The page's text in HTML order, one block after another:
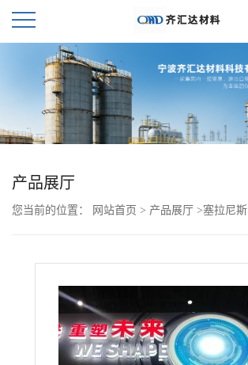
首
页
公
产品展厅
您当前的位置： 网站首页 > 产品展厅 >塞拉尼斯